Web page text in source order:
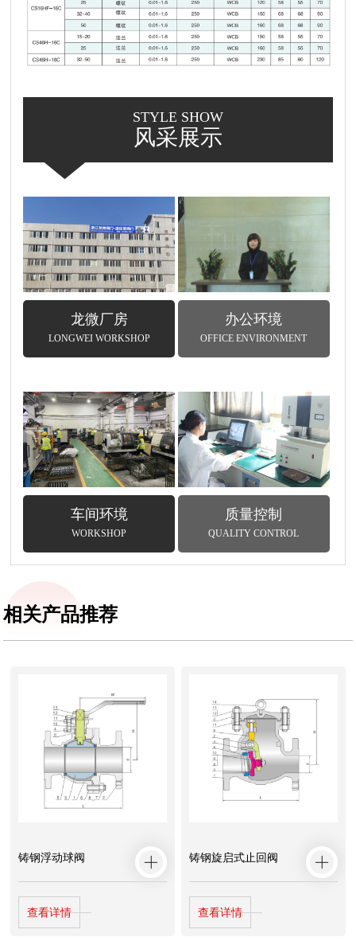
STYLE SHOW
风采展示
龙微厂房
LONGWEI WORKSHOP
办公环境
OFFICE ENVIRONMENT
车间环境
WORKSHOP
质量控制
QUALITY CONTROL
相关产品推荐
铸钢浮动球阀
查看详情
铸钢旋启式止回阀
查看详情